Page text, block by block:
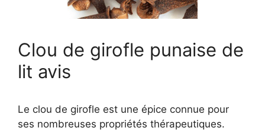
Clou de girofle punaise de
lit avis
Le clou de girofle est une épice connue pour
ses nombreuses propriétés thérapeutiques.